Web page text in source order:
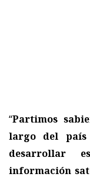
“Partimos
largo del
desarrollar
información